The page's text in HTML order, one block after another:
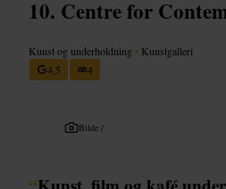
Centre for
Kunst og underholdning • Kunstgalleri
4,5
4
Bilde /